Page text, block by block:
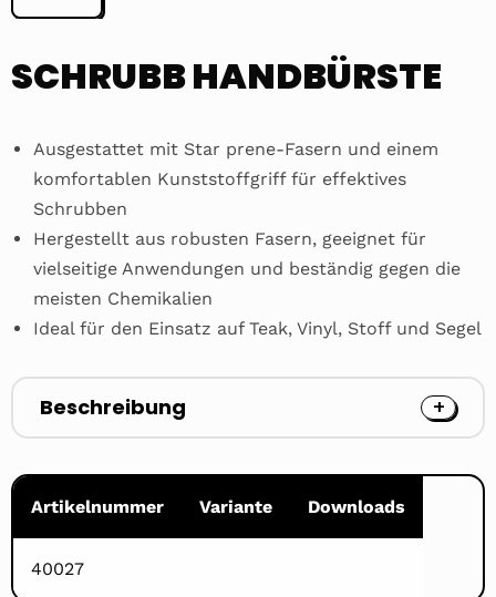
SCHRUBB HANDBÜRSTE
Ausgestattet mit Star prene-Fasern und einem
komfortablen Kunststoffgriff für effektives
Schrubben
Hergestellt aus robusten Fasern, geeignet für
vielseitige Anwendungen und beständig gegen die
meisten Chemikalien
Ideal für den Einsatz auf Teak, Vinyl, Stoff und Segel
Beschreibung
Artikelnummer Variante Downloads
40027